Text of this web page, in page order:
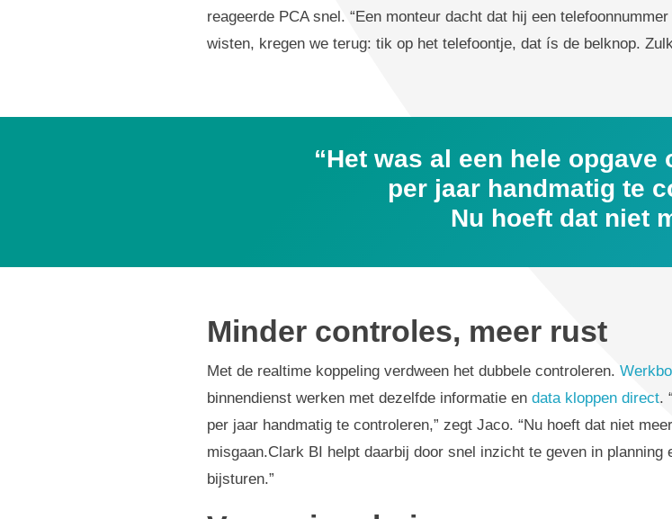
reageerde PCA snel. “Een monteur dacht dat hij een
wisten, kregen we terug: tik op het telefoontje, dat ís de belknop.
“Het was al een hele opgave
per jaar handmatig te
Nu hoeft dat niet
Minder controles, meer rust
Met de realtime koppeling verdween het dubbele controleren.
binnendienst werken met dezelfde informatie en data kloppen direct.
per jaar handmatig te controleren,” zegt Jaco. “Nu hoeft dat niet
misgaan.Clark BI helpt daarbij door snel inzicht te geven in
bijsturen.”